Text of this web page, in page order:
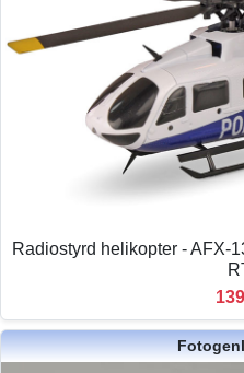
Radiostyrd helikopter - AFX-